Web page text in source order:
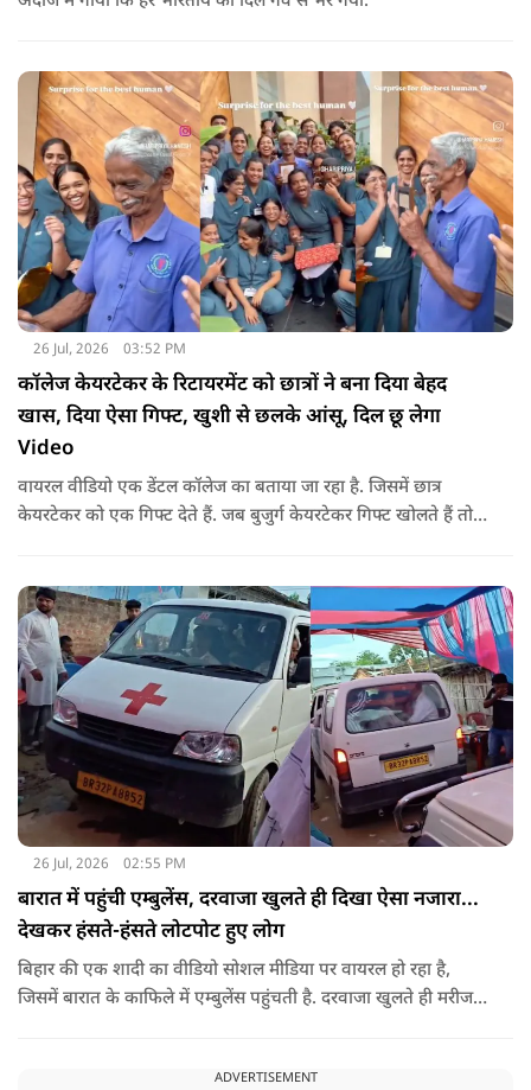
26 Jul, 2026 03:52 PM
कॉलेज केयरटेकर के रिटायरमेंट को छात्रों ने बना दिया बेहद
खास, दिया ऐसा गिफ्ट, खुशी से छलके आंसू, दिल छू लेगा
Video
वायरल वीडियो एक डेंटल कॉलेज का बताया जा रहा है. जिसमें छात्र
केयरटेकर को एक गिफ्ट देते हैं. जब बुजुर्ग केयरटेकर गिफ्ट खोलते हैं तो
26 Jul, 2026 02:55 PM
बारात में पहुंची एम्बुलेंस, दरवाजा खुलते ही दिखा ऐसा नजारा...
देखकर हंसते-हंसते लोटपोट हुए लोग
बिहार की एक शादी का वीडियो सोशल मीडिया पर वायरल हो रहा है,
जिसमें बारात के काफिले में एम्बुलेंस पहुंचती है. दरवाजा खुलते ही मरीज
ADVERTISEMENT